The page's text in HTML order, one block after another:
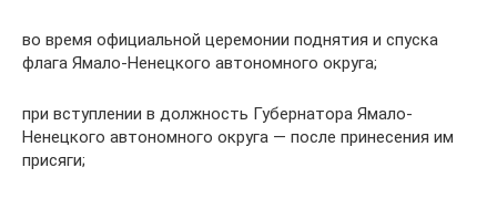
во время официальной церемонии поднятия и спуска
флага Ямало-Ненецкого автономного округа;
при вступлении в должность Губернатора Ямало-
Ненецкого автономного округа — после принесения им
присяги;